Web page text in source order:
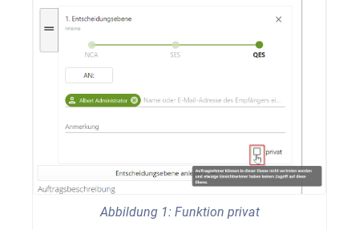
Abbildung 1: Funktion privat